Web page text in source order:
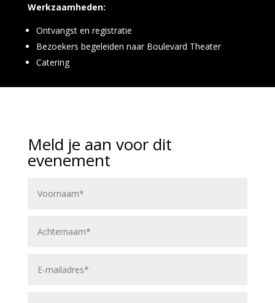
Werkzaamheden:
Ontvangst en registratie
Bezoekers begeleiden naar Boulevard Theater
Catering
Meld je aan voor dit
evenement